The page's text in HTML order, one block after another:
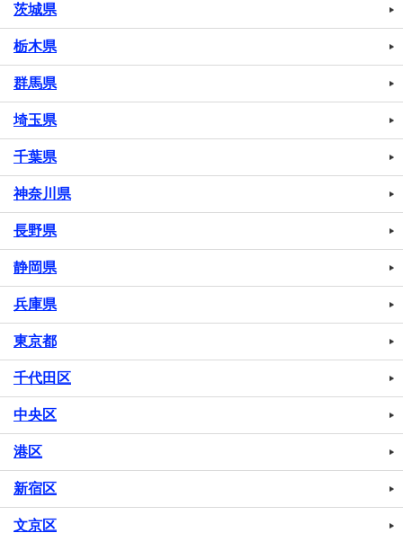
茨城県
栃木県
群馬県
埼玉県
千葉県
神奈川県
長野県
静岡県
兵庫県
東京都
千代田区
中央区
港区
新宿区
文京区